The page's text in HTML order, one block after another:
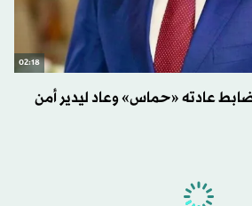
02:18
عادته «حماس» وعاد ليدير أمن